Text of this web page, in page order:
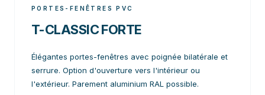
PORTES-FENÊTRES PVC
T-CLASSIC FORTE
Élégantes portes-fenêtres avec poignée bilatérale et
serrure. Option d'ouverture vers l'intérieur ou
l'extérieur. Parement aluminium RAL possible.